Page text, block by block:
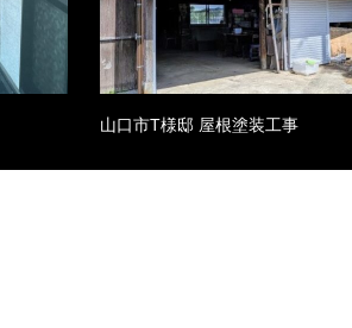
山口市T様邸 屋根塗装工事